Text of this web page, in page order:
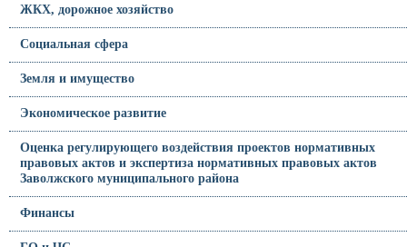
ЖКХ, дорожное хозяйство
Социальная сфера
Земля и имущество
Экономическое развитие
Оценка регулирующего воздействия проектов нормативных
правовых актов и экспертиза нормативных правовых актов
Заволжского муниципального района
Финансы